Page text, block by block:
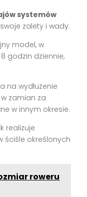
systemów
zalety i wady:
model, w
godzin dziennie,
na wydłużenie
zamian za
w innym okresie.
realizuje
ściśle określonych
roweru